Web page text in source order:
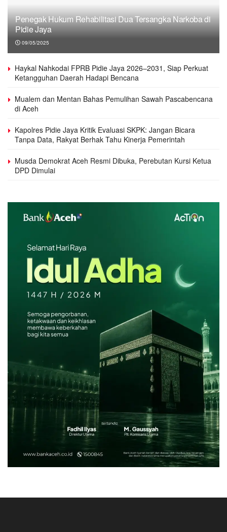
Penegak Hukum Rehabilitasi Dua Tersangka Narkoba di
Pidie Jaya
09/05/2025
Haykal Nahkodai FPRB Pidie Jaya 2026–2031, Siap Perkuat
Ketangguhan Daerah Hadapi Bencana
Mualem dan Mentan Bahas Pemulihan Sawah Pascabencana
di Aceh
Kapolres Pidie Jaya Kritik Evaluasi SKPK: Jangan Bicara
Tanpa Data, Rakyat Berhak Tahu Kinerja Pemerintah
Musda Demokrat Aceh Resmi Dibuka, Perebutan Kursi Ketua
DPD Dimulai